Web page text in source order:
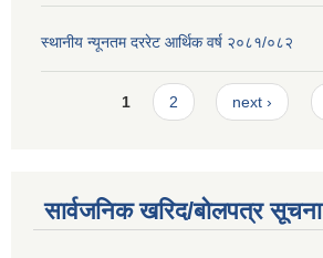
स्थानीय न्यूनतम दररेट आर्थिक वर्ष २०८१/०८२
Pages1 2 next ›
सार्वजनिक खरिद/बोलपत्र सूचना